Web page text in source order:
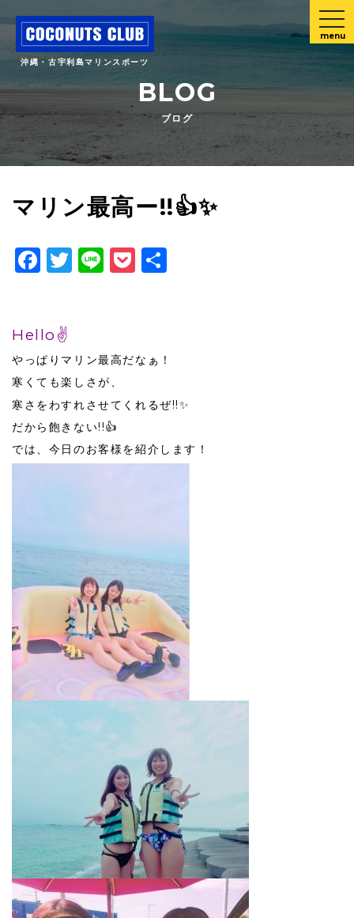
沖縄・古宇利島マリンスポーツ
menu
BLOG
ブログ
マリン最高ー!!👍✨
Facebook
Twitter
LinePocket
Hello✌️
やっぱりマリン最高だなぁ！
寒くても楽しさが、
寒さをわすれさせてくれるぜ!!✨
だから飽きない!!👍
では、今日のお客様を紹介します！